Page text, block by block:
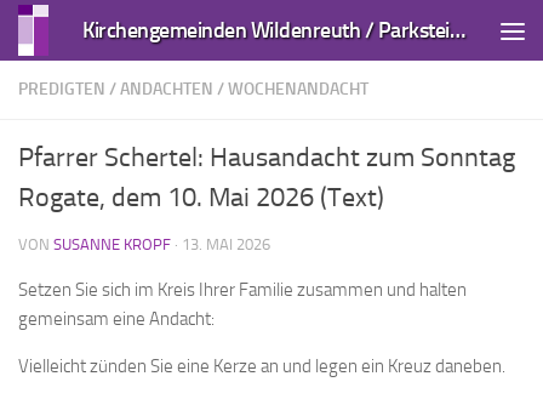
Zum Inhalt springen Kirchengemeinden Wildenreuth / Parkstein und Kirchendemenreuth
PREDIGTEN / ANDACHTEN /WOCHENANDACHT
Pfarrer Schertel: Hausandacht zum Sonntag
Rogate, dem 10. Mai 2026 (Text)
VON SUSANNE KROPF · 13. MAI 2026
Setzen Sie sich im Kreis Ihrer Familie zusammen und halten
gemeinsam eine Andacht:
Vielleicht zünden Sie eine Kerze an und legen ein Kreuz daneben.